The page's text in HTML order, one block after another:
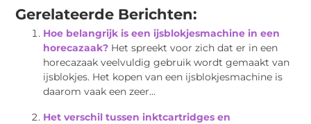
Gerelateerde Berichten:
Hoe belangrijk is een ijsblokjesmachine in een
horecazaak? Het spreekt voor zich dat er in een
horecazaak veelvuldig gebruik wordt gemaakt van
ijsblokjes. Het kopen van een ijsblokjesmachine is
daarom vaak een zeer...
Het verschil tussen inktcartridges en